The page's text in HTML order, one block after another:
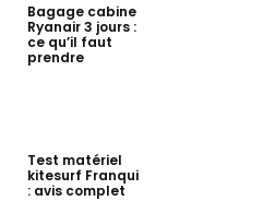
Bagage cabine
Ryanair 3 jours :
ce qu’il faut
prendre
Test matériel
kitesurf Franqui
: avis complet